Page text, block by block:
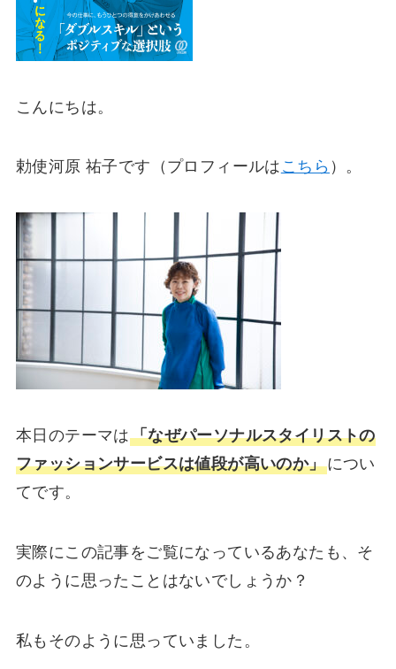
こんにちは。
勅使河原 祐子です（プロフィールは こちら ）。
本日のテーマは「なぜパーソナルスタイリストの
ファッションサービスは値段が高いのか」につい
てです。
実際にこの記事をご覧になっているあなたも、そ
のように思ったことはないでしょうか？
私もそのように思っていました。